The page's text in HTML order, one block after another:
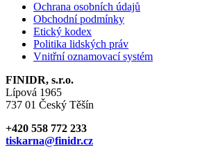
Ochrana osobních údajů
Obchodní podmínky
Etický kodex
Politika lidských práv
Vnitřní oznamovací systém
FINIDR, s.r.o.
Lípová 1965
737 01 Český Těšín
+420 558 772 233
tiskarna@finidr.cz